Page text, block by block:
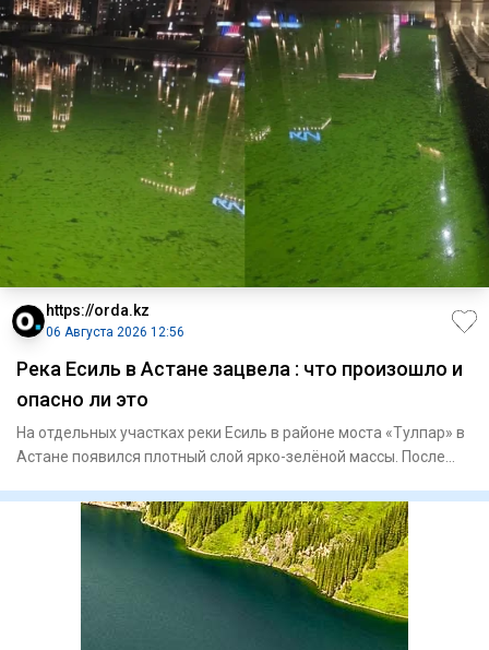
https://orda.kz
06 Августа 2026 12:56
Река Есиль в Астане зацвела : что произошло и
опасно ли это
На отдельных участках реки Есиль в районе моста «Тулпар» в
Астане появился плотный слой ярко-зелёной массы. После